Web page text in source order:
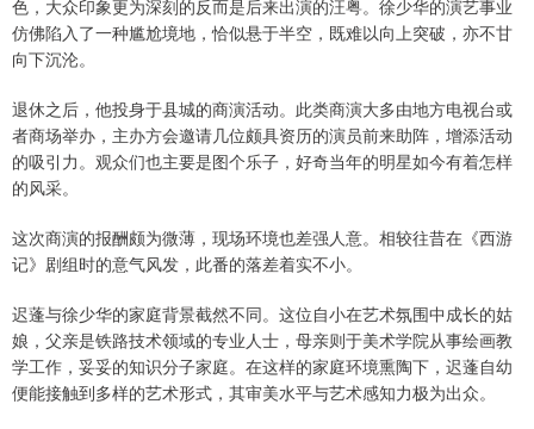
色，大众印象更为深刻的反而是后来出演的汪粤。徐少华的演艺事业
仿佛陷入了一种尴尬境地，恰似悬于半空，既难以向上突破，亦不甘
向下沉沦。
退休之后，他投身于县城的商演活动。此类商演大多由地方电视台或
者商场举办，主办方会邀请几位颇具资历的演员前来助阵，增添活动
的吸引力。观众们也主要是图个乐子，好奇当年的明星如今有着怎样
的风采。
这次商演的报酬颇为微薄，现场环境也差强人意。相较往昔在《西游
记》剧组时的意气风发，此番的落差着实不小。
迟蓬与徐少华的家庭背景截然不同。这位自小在艺术氛围中成长的姑
娘，父亲是铁路技术领域的专业人士，母亲则于美术学院从事绘画教
学工作，妥妥的知识分子家庭。在这样的家庭环境熏陶下，迟蓬自幼
便能接触到多样的艺术形式，其审美水平与艺术感知力极为出众。